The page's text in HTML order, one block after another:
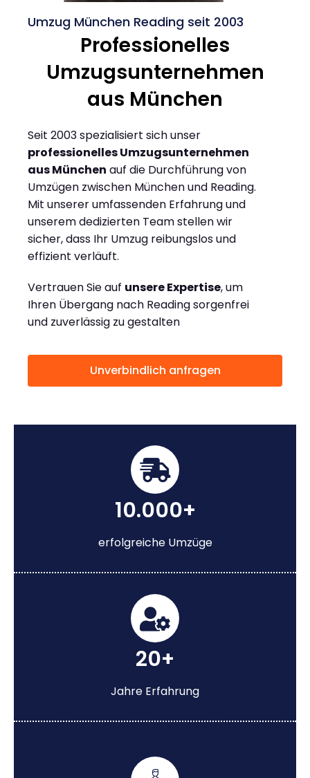
Umzug München Reading seit 2003
Professionelles
Umzugsunternehmen
aus München
Seit 2003 spezialisiert sich unser
professionelles Umzugsunternehmen
aus München auf die Durchführung von
Umzügen zwischen München und Reading.
Mit unserer umfassenden Erfahrung und
unserem dedizierten Team stellen wir
sicher, dass Ihr Umzug reibungslos und
effizient verläuft.
Vertrauen Sie auf unsere Expertise, um
Ihren Übergang nach Reading sorgenfrei
und zuverlässig zu gestalten
Unverbindlich anfragen
10.000+
erfolgreiche Umzüge
20+
Jahre Erfahrung